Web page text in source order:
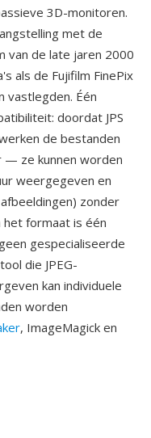
3D-monitoren.
met de
van de late jaren 2000
als de Fujifilm FinePix
vastlegden. Één
doordat JPS
de bestanden
— ze kunnen worden
weergegeven en
zonder
het formaat is één
gespecialiseerde
die JPEG-
kan individuele
worden
, ImageMagick en